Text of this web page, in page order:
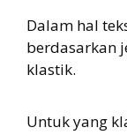
Dalam hal
berdasarkan
klastik.
Untuk yang